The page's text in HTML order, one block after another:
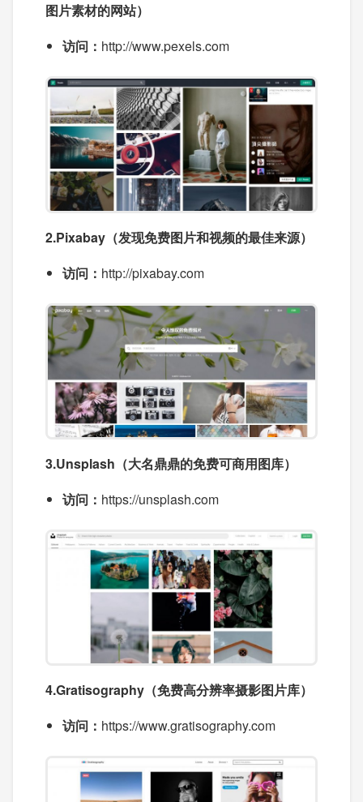
图片素材的网站）
访问： http://www.pexels.com
2.Pixabay（发现免费图片和视频的最佳来源）
访问： http://pixabay.com
3.Unsplash（大名鼎鼎的免费可商用图库）
访问： https://unsplash.com
4.Gratisography（免费高分辨率摄影图片库）
访问： https://www.gratisography.com